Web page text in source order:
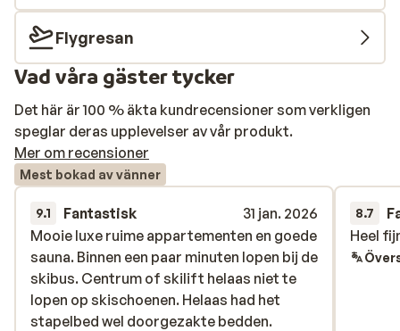
Flygresan
Vad våra gäster tycker
Det här är 100 % äkta kundrecensioner som verkligen
speglar deras upplevelser av vår produkt.
Mer om recensioner
Mest bokad av vänner
9.1 Fantastisk
31 jan. 2026
Mooie luxe ruime appartementen en goede
sauna. Binnen een paar minuten lopen bij de
skibus. Centrum of skilift helaas niet te
lopen op skischoenen. Helaas had het
stapelbed wel doorgezakte bedden.
Mooie luxe ruime appartementen en goede
sauna. Binnen een paar minuten lopen bij de
skibus. Centrum of skilift helaas niet te
lopen op skischoenen. Helaas had het
stapelbed wel doorgezakte bedden.
8.7
Heel
Heel